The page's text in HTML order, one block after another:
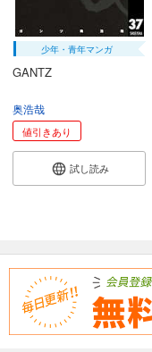
少年・青年マンガ
GANTZ
奥浩哉
値引きあり
試し読み